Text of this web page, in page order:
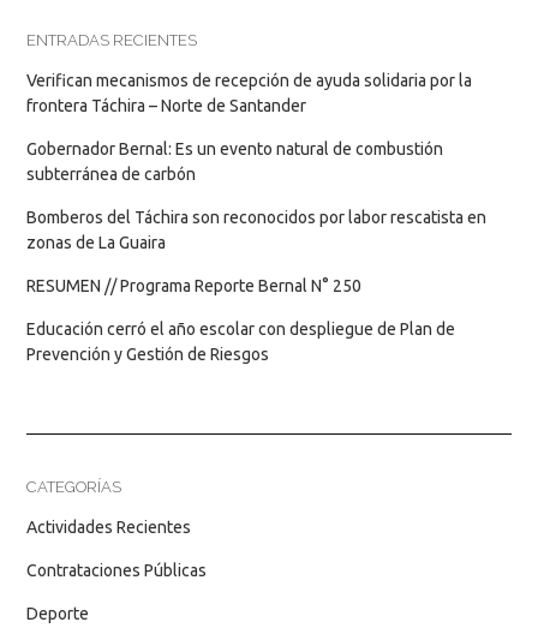
ENTRADAS RECIENTES
Verifican mecanismos de recepción de ayuda solidaria por la
frontera Táchira – Norte de Santander
Gobernador Bernal: Es un evento natural de combustión
subterránea de carbón
Bomberos del Táchira son reconocidos por labor rescatista en
zonas de La Guaira
RESUMEN // Programa Reporte Bernal N° 250
Educación cerró el año escolar con despliegue de Plan de
Prevención y Gestión de Riesgos
CATEGORÍAS
Actividades Recientes
Contrataciones Públicas
Deporte